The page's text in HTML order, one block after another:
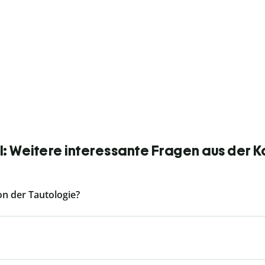
Weitere interessante Fragen aus der
der Tautologie?